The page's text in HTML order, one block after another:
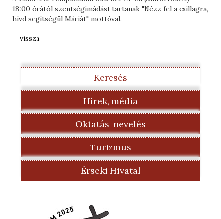
18:00 órától szentségimádást tartanak "Nézz fel a csillagra,
hívd segítségül Máriát" mottóval.
vissza
Keresés
Hírek, média
Oktatás, nevelés
Turizmus
Érseki Hivatal